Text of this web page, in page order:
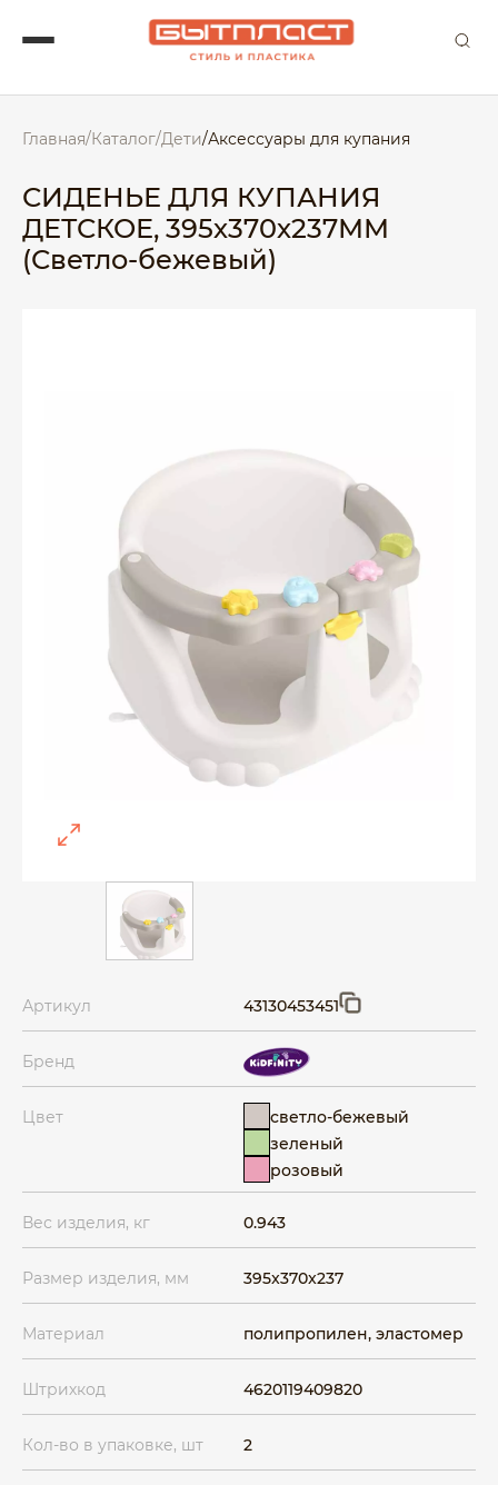
Главная/Каталог/Дети/Аксессуары для купания
СИДЕНЬЕ ДЛЯ КУПАНИЯ
ДЕТСКОЕ, 395х370х237ММ
(Светло-бежевый)
Артикул 43130453451
Бренд
Цвет
светло-бежевый
зеленый
розовый
Вес изделия, кг 0.943
Размер изделия, мм 395x370x237
Материал полипропилен, эластомер
Штрихкод 4620119409820
Кол-во в упаковке, шт 2